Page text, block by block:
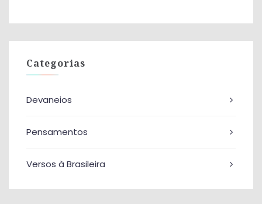
Categorias
Devaneios
Pensamentos
Versos à Brasileira